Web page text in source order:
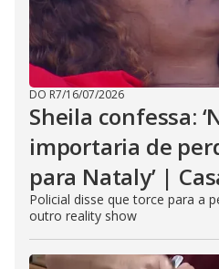
DO R7/16/07/2026
Sheila confessa:
importaria de
para Nataly’ |
Policial disse que torce para a
outro reality show